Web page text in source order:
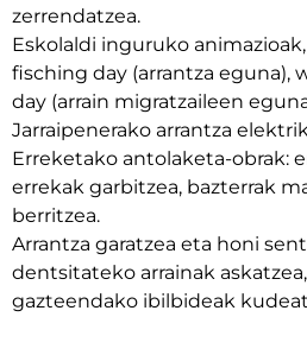
zerrendatzea.
Eskolaldi inguruko
fisching day (arrantza eguna),
day (arrain migratzaileen
Jarraipenerako arrantza
Erreketako antolaketa-obrak:
errekak garbitzea, bazterrak
berritzea.
Arrantza garatzea eta honi
dentsitateko arrainak
gazteendako ibilbideak